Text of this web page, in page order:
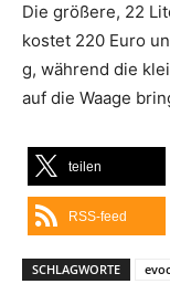
Die größere, 22
kostet 220 Euro
g, während die
auf die Waage
teilen
RSS-feed
SCHLAGWORTE evoc